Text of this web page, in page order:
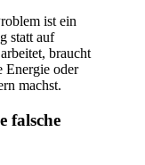
ist ein
statt auf
braucht
Energie oder
machst.
falsche